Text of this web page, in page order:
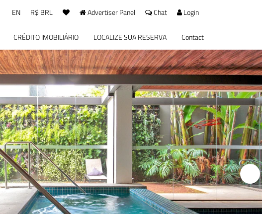
EN R$ BRL Advertiser Panel Chat Login
CRÉDITO IMOBILIÁRIO LOCALIZE SUA RESERVA Contact